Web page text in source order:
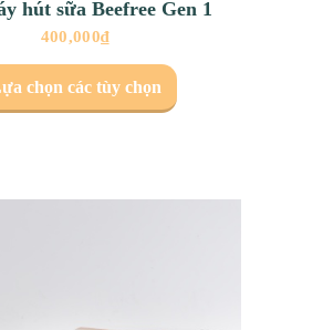
hút sữa Beefree Gen 1
400,000₫
chọn các tùy chọn